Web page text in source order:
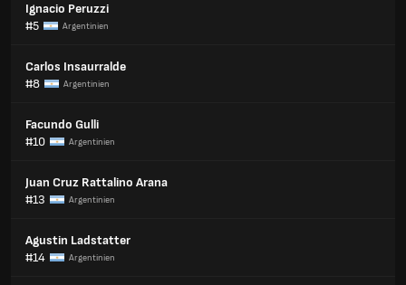
Ignacio Peruzzi
#5
Argentinien
Carlos Insaurralde
#8
Argentinien
Facundo Gulli
#10
Argentinien
Juan Cruz Rattalino Arana
#13
Argentinien
Agustin Ladstatter
#14
Argentinien